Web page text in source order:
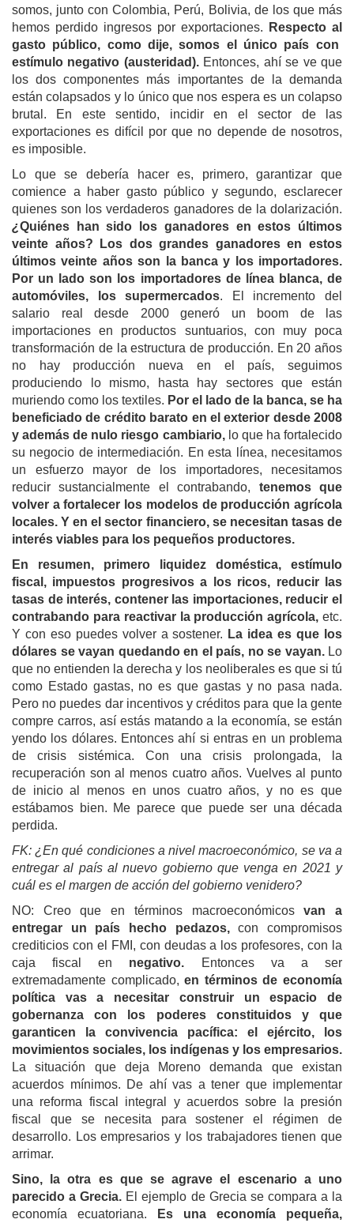
somos, junto con Colombia, Perú, Bolivia, de los que más
hemos perdido ingresos por exportaciones.
Respecto al
gasto público, como dije, somos el único país con
estímulo negativo (austeridad).Entonces, ahí se ve que
los dos componentes más importantes de la demanda
están colapsados y lo único que nos espera es un colapso
brutal. En este sentido, incidir en el sector de las
exportaciones es difícil por que no depende de nosotros,
es imposible.
Lo que se debería hacer es, primero, garantizar que
comience a haber gasto público y segundo, esclarecer
quienes son los verdaderos ganadores de la dolarización.
¿Quiénes han sido los ganadores en estos últimos
veinte años? Los dos grandes ganadores en estos
últimos veinte años son la banca y los importadores.
Por un lado son los importadores de línea blanca, de
automóviles, los supermercados. El incremento del
salario real desde 2000 generó un boom de las
importaciones en productos suntuarios, con muy poca
transformación de la estructura de producción. En 20 años
no hay producción nueva en el país, seguimos
produciendo lo mismo, hasta hay sectores que están
muriendo como los textiles. Por el lado de la banca, se ha
beneficiado de crédito barato en el exterior desde 2008
y además de nulo riesgo cambiario,lo que ha fortalecido
su negocio de intermediación. En esta línea, necesitamos
un esfuerzo mayor de los importadores, necesitamos
reducir sustancialmente el contrabando, tenemos que
volver afortalecer los modelos de producción agrícola
locales.Y en el sector financiero, se necesitan tasas de
interés viables para los pequeños productores.
En resumen, primero liquidez doméstica, estímulo
fiscal, impuestos progresivos a los ricos, reducir las
tasas de interés, contener las importaciones, reducir el
contrabando para reactivar la producción agrícola, etc.
Y con eso puedes volver a sostener. La idea es que los
dólares se vayan quedando en el país, no se vayan. Lo
que no entienden la derecha y los neoliberales es que si tú
como Estado gastas, no es que gastas y no pasa nada.
Pero no puedes dar incentivos y créditos para que la gente
compre carros, así estás matando a la economía, se están
yendo los dólares. Entonces ahí si entras en un problema
de crisis sistémica. Con una crisis prolongada, la
recuperación son al menos cuatro años. Vuelves al punto
de inicio al menos en unos cuatro años, y no es que
estábamos bien. Me parece que puede ser una década
perdida.
FK: ¿En qué condiciones a nivel macroeconómico, se va a
entregar al país al nuevo gobierno que venga en 2021 y
cuál es el margen de acción del gobierno venidero?
NO: Creo que en términos macroeconómicosvan a
entregar un país hecho pedazos,con compromisos
crediticios con el FMI, con deudas a los profesores, con la
caja fiscal en negativo. Entonces va a ser
extremadamente complicado,en términos de economía
política vas a necesitar construir un espacio de
gobernanza con los poderes constituidos y que
garanticen la convivencia pacífica: el ejército, los
movimientos sociales, los indígenas y los empresarios.
La situación que deja Moreno demanda que existan
acuerdos mínimos. De ahí vas a tener que implementar
una reforma fiscal integral y acuerdos sobre la presión
fiscal que se necesita para sostener el régimen de
desarrollo. Los empresarios y los trabajadores tienen que
arrimar.
Sino, la otra es que se agrave el escenario a uno
parecido a Grecia. El ejemplo de Grecia se compara a la
economía ecuatoriana.
Es una economía pequeña,